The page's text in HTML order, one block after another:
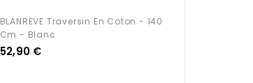
BLANREVE Traversin En Coton - 140
Cm - Blanc
Prix
52,90 €